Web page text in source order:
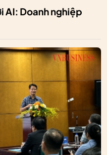
AI: Doanh nghiệp